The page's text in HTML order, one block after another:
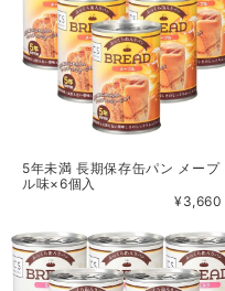
5年未満 長期保存缶パン メープ
ル味×6個入
¥3,660